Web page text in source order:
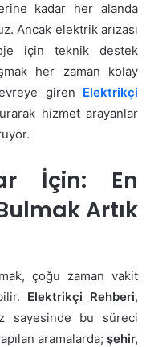
kadar her alanda
Ancak elektrik arızası
için teknik destek
her zaman kolay
giren Elektrikçi
hizmet arayanlar
İçin: En
Artık
çoğu zaman vakit
Elektrikçi Rehberi,
sayesinde bu süreci
aramalarda; şehir,